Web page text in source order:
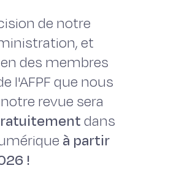
de notre
et
des membres
l'AFPF que nous
revue sera
dans
à partir
!